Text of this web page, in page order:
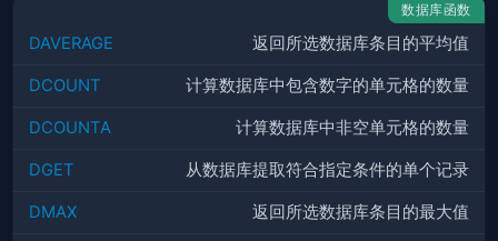
数据库函数
DAVERAGE 返回所选数据库条目的平均值
DCOUNT 计算数据库中包含数字的单元格的数量
DCOUNTA 计算数据库中非空单元格的数量
DGET 从数据库提取符合指定条件的单个记录
DMAX 返回所选数据库条目的最大值